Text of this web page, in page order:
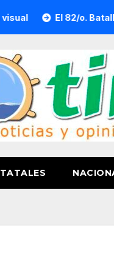
El 82/o. Batallón de